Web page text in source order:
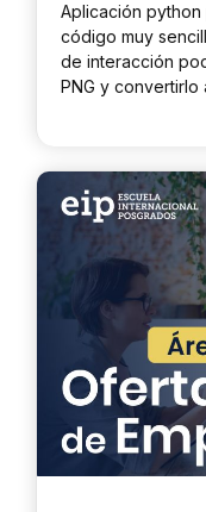
Aplicación python
código muy
de interacción
PNG y convertirlo